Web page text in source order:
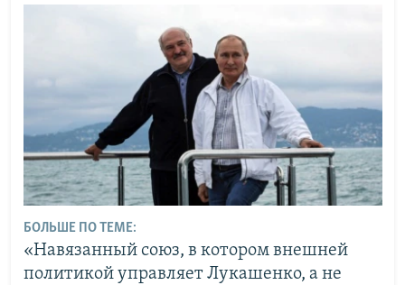
БОЛЬШЕ ПО ТЕМЕ:
«Навязанный союз, в котором внешней
политикой управляет Лукашенко, а не